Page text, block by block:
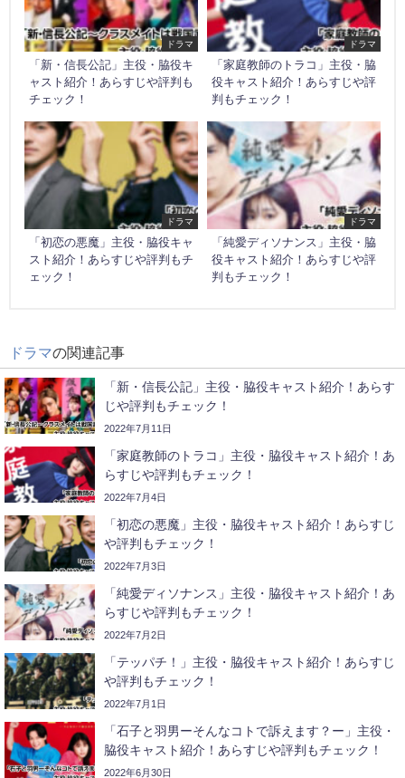
ドラマ
「新・信長公記」主役・脇役キ
ャスト紹介！あらすじや評判も
チェック！
ドラマ
「家庭教師のトラコ」主役・脇
役キャスト紹介！あらすじや評
判もチェック！
ドラマ
「初恋の悪魔」主役・脇役キャ
スト紹介！あらすじや評判もチ
ェック！
ドラマ
「純愛ディソナンス」主役・脇
役キャスト紹介！あらすじや評
判もチェック！
ドラマの関連記事
「新・信長公記」主役・脇役キャスト紹介！あらす
じや評判もチェック！
2022年7月11日
「家庭教師のトラコ」主役・脇役キャスト紹介！あ
らすじや評判もチェック！
2022年7月4日
「初恋の悪魔」主役・脇役キャスト紹介！あらすじ
や評判もチェック！
2022年7月3日
「純愛ディソナンス」主役・脇役キャスト紹介！あ
らすじや評判もチェック！
2022年7月2日
「テッパチ！」主役・脇役キャスト紹介！あらすじ
や評判もチェック！
2022年7月1日
「石子と羽男ーそんなコトで訴えます？ー」主役・
脇役キャスト紹介！あらすじや評判もチェック！
2022年6月30日